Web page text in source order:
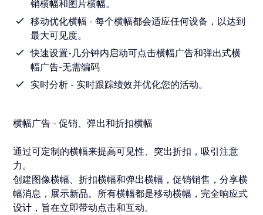
销横幅和图片横幅。
移动优化横幅 - 每个横幅都会适应任何设备，以达到
最大可见度。
快速设置-几分钟内启动可点击横幅广告和弹出式横
幅广告-无需编码
实时分析 - 实时跟踪绩效并优化您的活动。
横幅广告 - 促销、弹出和折扣横幅
通过可定制的横幅来提高可见性、突出折扣，吸引注意
力。
创建图像横幅、折扣横幅和弹出横幅，促销销售，分享横
幅消息，展示新品。所有横幅都是移动横幅，完全响应式
设计，旨在立即带动点击和互动。